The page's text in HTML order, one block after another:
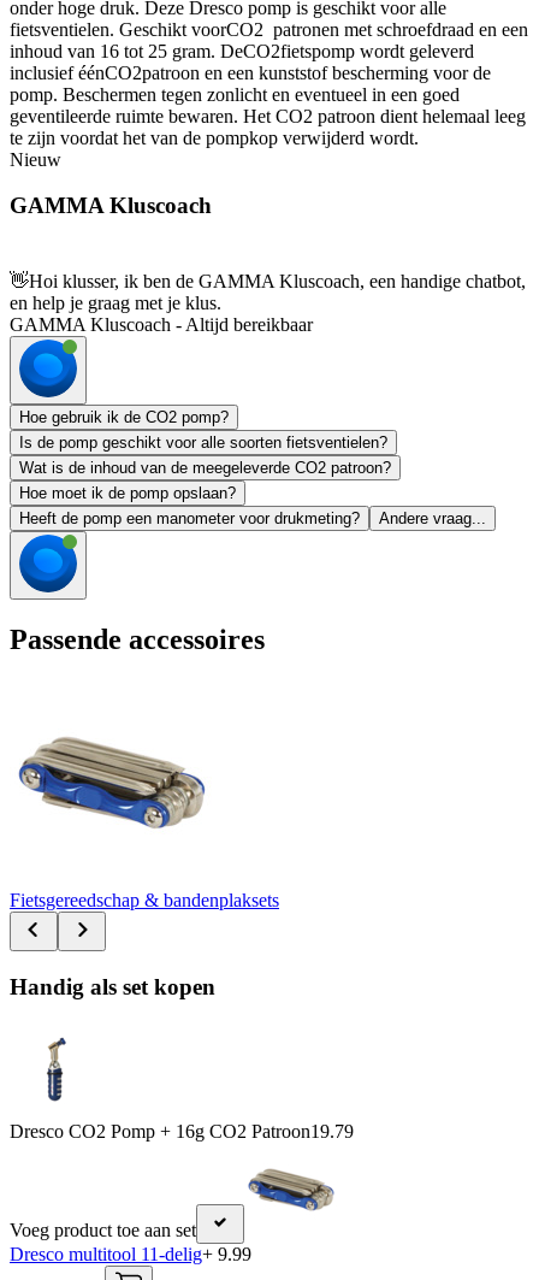
onder hoge druk. Deze Dresco pomp is geschikt voor alle
fietsventielen. Geschikt voorCO2 patronen met schroefdraad en een
inhoud van 16 tot 25 gram. DeCO2fietspomp wordt geleverd
inclusief éénCO2patroon en een kunststof bescherming voor de
pomp. Beschermen tegen zonlicht en eventueel in een goed
geventileerde ruimte bewaren. Het CO2 patroon dient helemaal leeg
te zijn voordat het van de pompkop verwijderd wordt.
Nieuw
GAMMA Kluscoach
👋Hoi klusser, ik ben de GAMMA Kluscoach, een handige chatbot,
en help je graag met je klus.
GAMMA Kluscoach - Altijd bereikbaar
Hoe gebruik ik de CO2 pomp?
Is de pomp geschikt voor alle soorten fietsventielen?
Wat is de inhoud van de meegeleverde CO2 patroon?
Hoe moet ik de pomp opslaan?
Heeft de pomp een manometer voor drukmeting?
Andere vraag...
Passende accessoires
Fietsgereedschap & bandenplaksets
Handig als set kopen
Dresco CO2 Pomp + 16g CO2 Patroon19.79
Voeg product toe aan set
Dresco multitool 11-delig+ 9.99